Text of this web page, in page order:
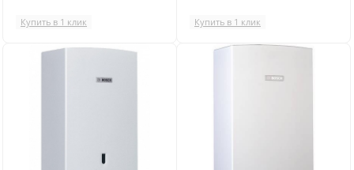
Купить в 1 клик Купить в 1 клик